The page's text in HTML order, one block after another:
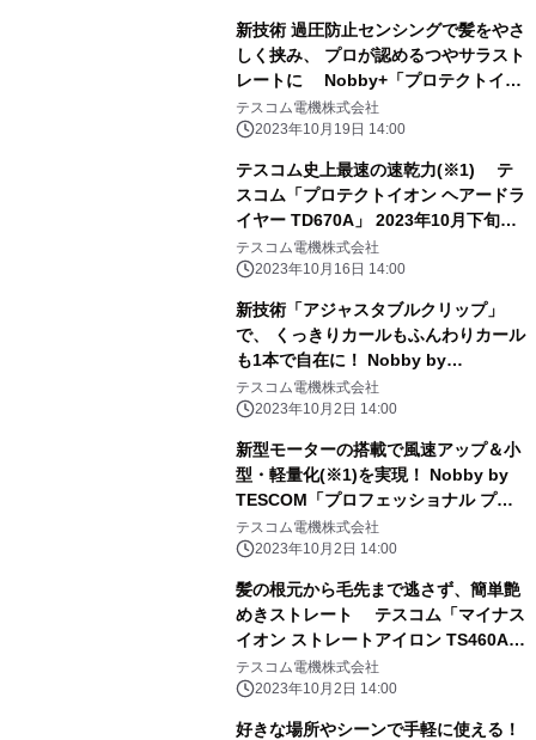
新技術 過圧防止センシングで髪をやさ
しく挟み、 プロが認めるつやサラスト
レートに Nobby+「プロテクトイオ
ン ストレートアイロン NS540A」
2023年11月1日(水)発売
テスコム電機株式会社
2023年10月19日 14:00
テスコム史上最速の速乾力(※1) テ
スコム「プロテクトイオン ヘアードラ
イヤー TD670A」 2023年10月下旬よ
り発売
テスコム電機株式会社
2023年10月16日 14:00
新技術「アジャスタブルクリップ」
で、 くっきりカールもふんわりカール
も1本で自在に！ Nobby by
TESCOM「プロフェッショナル プロ
テクトイオン カールアイロン
10日(火)発売
テスコム電機株式会社
2023年10月2日 14:00
新型モーターの搭載で風速アップ＆小
型・軽量化(※1)を実現！ Nobby by
TESCOM「プロフェッショナル プロ
テクトイオン ヘアードライヤー
NIB400A」2023年10月10日(火)発売
テスコム電機株式会社
2023年10月2日 14:00
髪の根元から毛先まで逃さず、簡単艶
めきストレート テスコム「マイナス
イオン ストレートアイロン TS460A」
2023年10月中旬より発売
テスコム電機株式会社
2023年10月2日 14:00
好きな場所やシーンで手軽に使える！